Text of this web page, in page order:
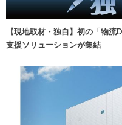
【現地取材・独自】初の「物
支援ソリューションが集結